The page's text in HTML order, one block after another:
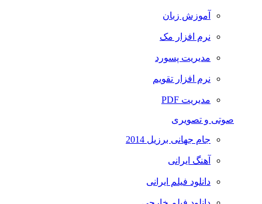
آموزش زبان
نرم افزار مک
مدیریت پسورد
نرم افزار تقویم
مدیریت PDF
صوتی و تصویری
جام جهانی برزیل 2014
آهنگ ایرانی
دانلود فیلم ایرانی